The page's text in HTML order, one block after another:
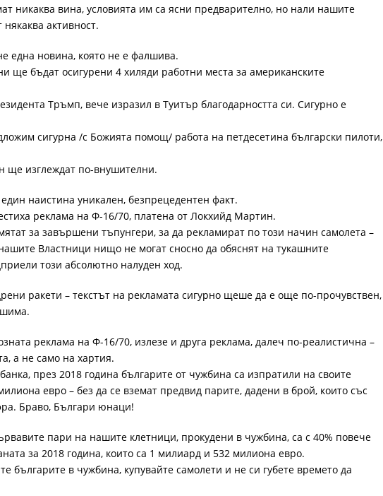
никаква вина, условията им са ясни предварително, но нали нашите
активност.
една новина, която не е фалшива.
ще бъдат осигурени 4 хиляди работни места за американските
Тръмп, вече изразил в Туитър благодарността си. Сигурно е
сигурна /с Божията помощ/ работа на петдесетина български пилоти,
ще изглеждат по-внушителни.
наистина уникален, безпрецедентен факт.
реклама на Ф-16/70, платена от Локхийд Мартин.
за завършени тъпунгери, за да рекламират по този начин самолета –
Властници нищо не могат сносно да обяснят на тукашните
този абсолютно налуден ход.
ракети – текстът на рекламата сигурно щеше да е още по-прочувствен,
реклама на Ф-16/70, излезе и друга реклама, далеч по-реалистична –
а не само на хартия.
през 2018 година българите от чужбина са изпратили на своите
евро – без да се вземат предвид парите, дадени в брой, които със
Браво, Българи юнаци!
пари на нашите клетници, прокудени в чужбина, са с 40% повече
за 2018 година, които са 1 милиард и 532 милиона евро.
българите в чужбина, купувайте самолети и не си губете времето да